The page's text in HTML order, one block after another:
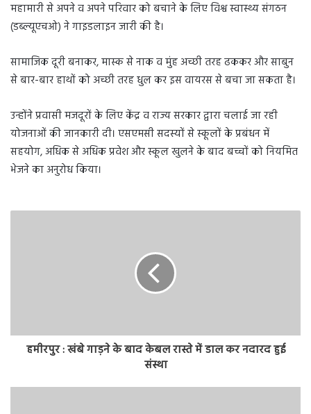
महामारी से अपने व अपने परिवार को बचाने के लिए विश्व स्वास्थ्य संगठन
(डब्ल्यूएचओ) ने गाइडलाइन जारी की है।
सामाजिक दूरी बनाकर, मास्क से नाक व मुंह अच्छी तरह ढककर और साबुन
से बार-बार हाथों को अच्छी तरह धुल कर इस वायरस से बचा जा सकता है।
उन्होंने प्रवासी मजदूरों के लिए केंद्र व राज्य सरकार द्वारा चलाई जा रही
योजनाओं की जानकारी दी। एसएमसी सदस्यों से स्कूलों के प्रबंधन में
सहयोग, अधिक से अधिक प्रवेश और स्कूल खुलने के बाद बच्चों को नियमित
भेजने का अनुरोध किया।
हमीरपुर : खंबे गाड़ने के बाद केबल रास्ते में डाल कर नदारद हुई
संस्था